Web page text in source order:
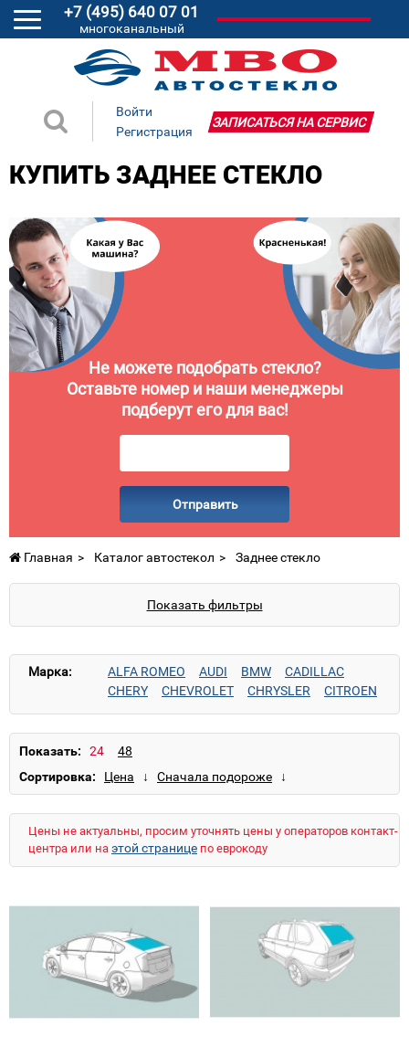
+7 (495) 640 07 01
многоканальный
Войти
Регистрация
ЗАПИСАТЬСЯ НА СЕРВИС
КУПИТЬ ЗАДНЕЕ СТЕКЛО
Не можете подобрать стекло?
Оставьте номер и наши менеджеры
подберут его для вас!
Отправить
Главная Каталог автостекол Заднее стекло
Показать фильтры
Марка: ALFA ROMEO AUDI BMW
CADILLAC
CHERY
CHEVROLET CHRYSLER
CITROEN
HUMMER
KRAZ
LANCIA LAND ROVER
RENAULT
ROVER SAAB
SMART
SSANGYONG SUBARU
SUZUKI
Показать:
Сортировка:
Цены не актуальны, просим уточнять цены у операторов контакт-
центра или на этой странице по еврокоду